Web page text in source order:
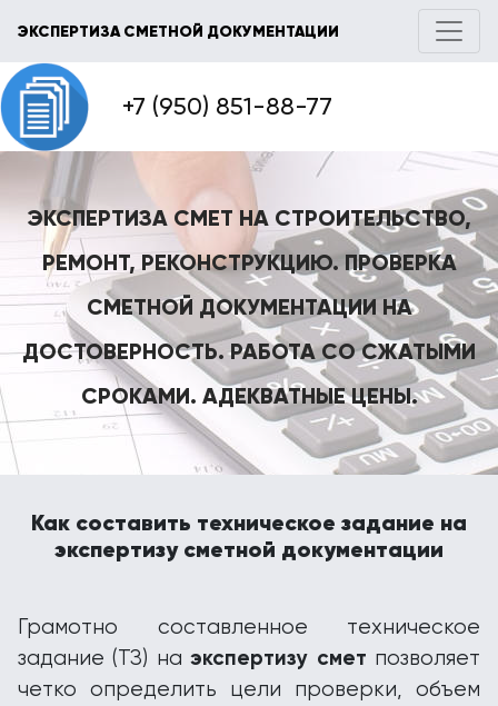
ЭКСПЕРТИЗА СМЕТНОЙ ДОКУМЕНТАЦИИ
+7 (950) 851-88-77
ЭКСПЕРТИЗА СМЕТ НА СТРОИТЕЛЬСТВО,
РЕМОНТ, РЕКОНСТРУКЦИЮ. ПРОВЕРКА
СМЕТНОЙ ДОКУМЕНТАЦИИ НА
ДОСТОВЕРНОСТЬ. РАБОТА СО СЖАТЫМИ
СРОКАМИ. АДЕКВАТНЫЕ ЦЕНЫ.
Как составить техническое задание на
экспертизу сметной документации
Грамотно составленное техническое
задание (ТЗ) наэкспертизу смет позволяет
четко определить цели проверки, объем